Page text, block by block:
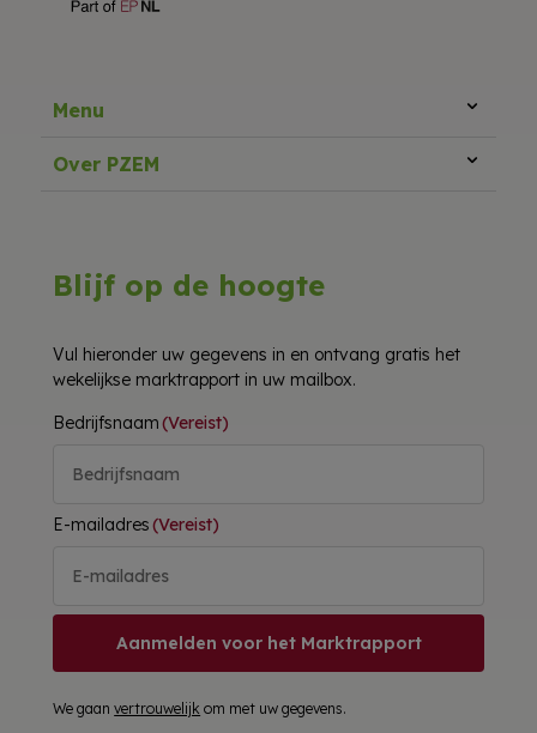
Menu
Over PZEM
Blijf op de hoogte
Vul hieronder uw gegevens in en ontvang gratis het
wekelijkse marktrapport in uw mailbox.
Bedrijfsnaam(Vereist)
E-mailadres(Vereist)
Aanmelden voor het Marktrapport
We gaanvertrouwelijk om met uw gegevens.